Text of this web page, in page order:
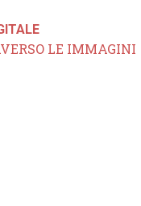
LE IMMAGINI